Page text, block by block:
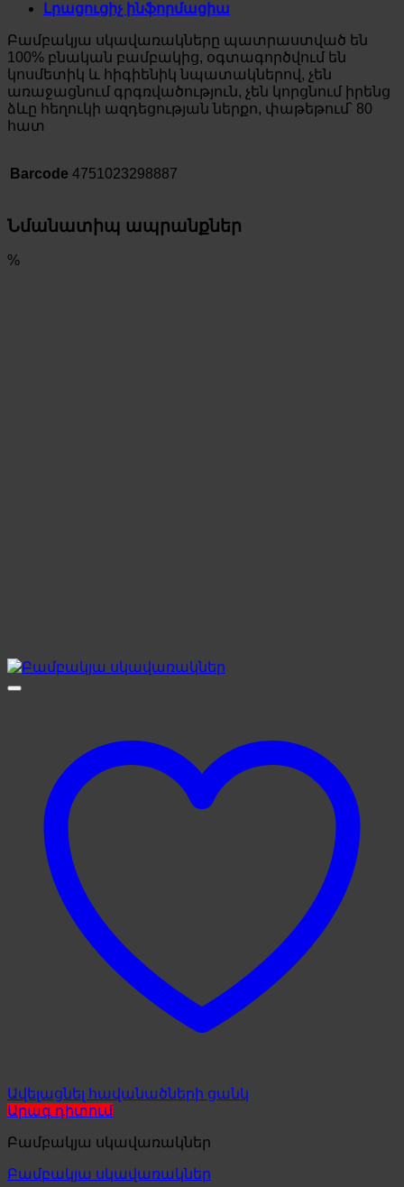
Լրացուցիչ ինֆորմացիա
Բամբակյա սկավառակները պատրաստված են
100% բնական բամբակից, օգտագործվում են
կոսմետիկ և հիգիենիկ նպատակներով, չեն
առաջացնում գրգռվածություն, չեն կորցնում իրենց
ձևը հեղուկի ազդեցության ներքո, փաթեթում՝ 80
հատ
Barcode 4751023298887
Նմանատիպ ապրանքներ
%
Ավելացնել հավանածների ցանկ
Արագ դիտում
Բամբակյա սկավառակներ
Բամբակյա սկավառակներ